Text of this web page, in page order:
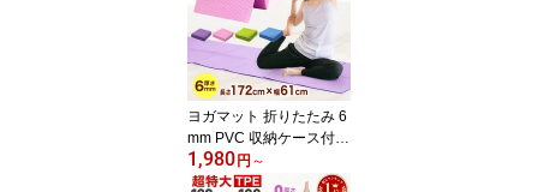
ッチマット ピラティス
ストレッチ ヨガ ヨガラ
グ ホットヨガ 持ち運び
ヨガマット 折りたたみ 6
mm PVC 収納ケース付き
厚手 エクササイズマット
ホットヨガマット 初心者
1,980 円 ～